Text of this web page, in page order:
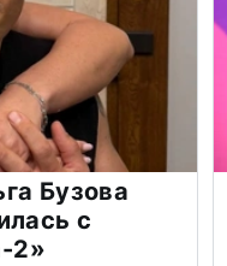
Бузова
с
2»